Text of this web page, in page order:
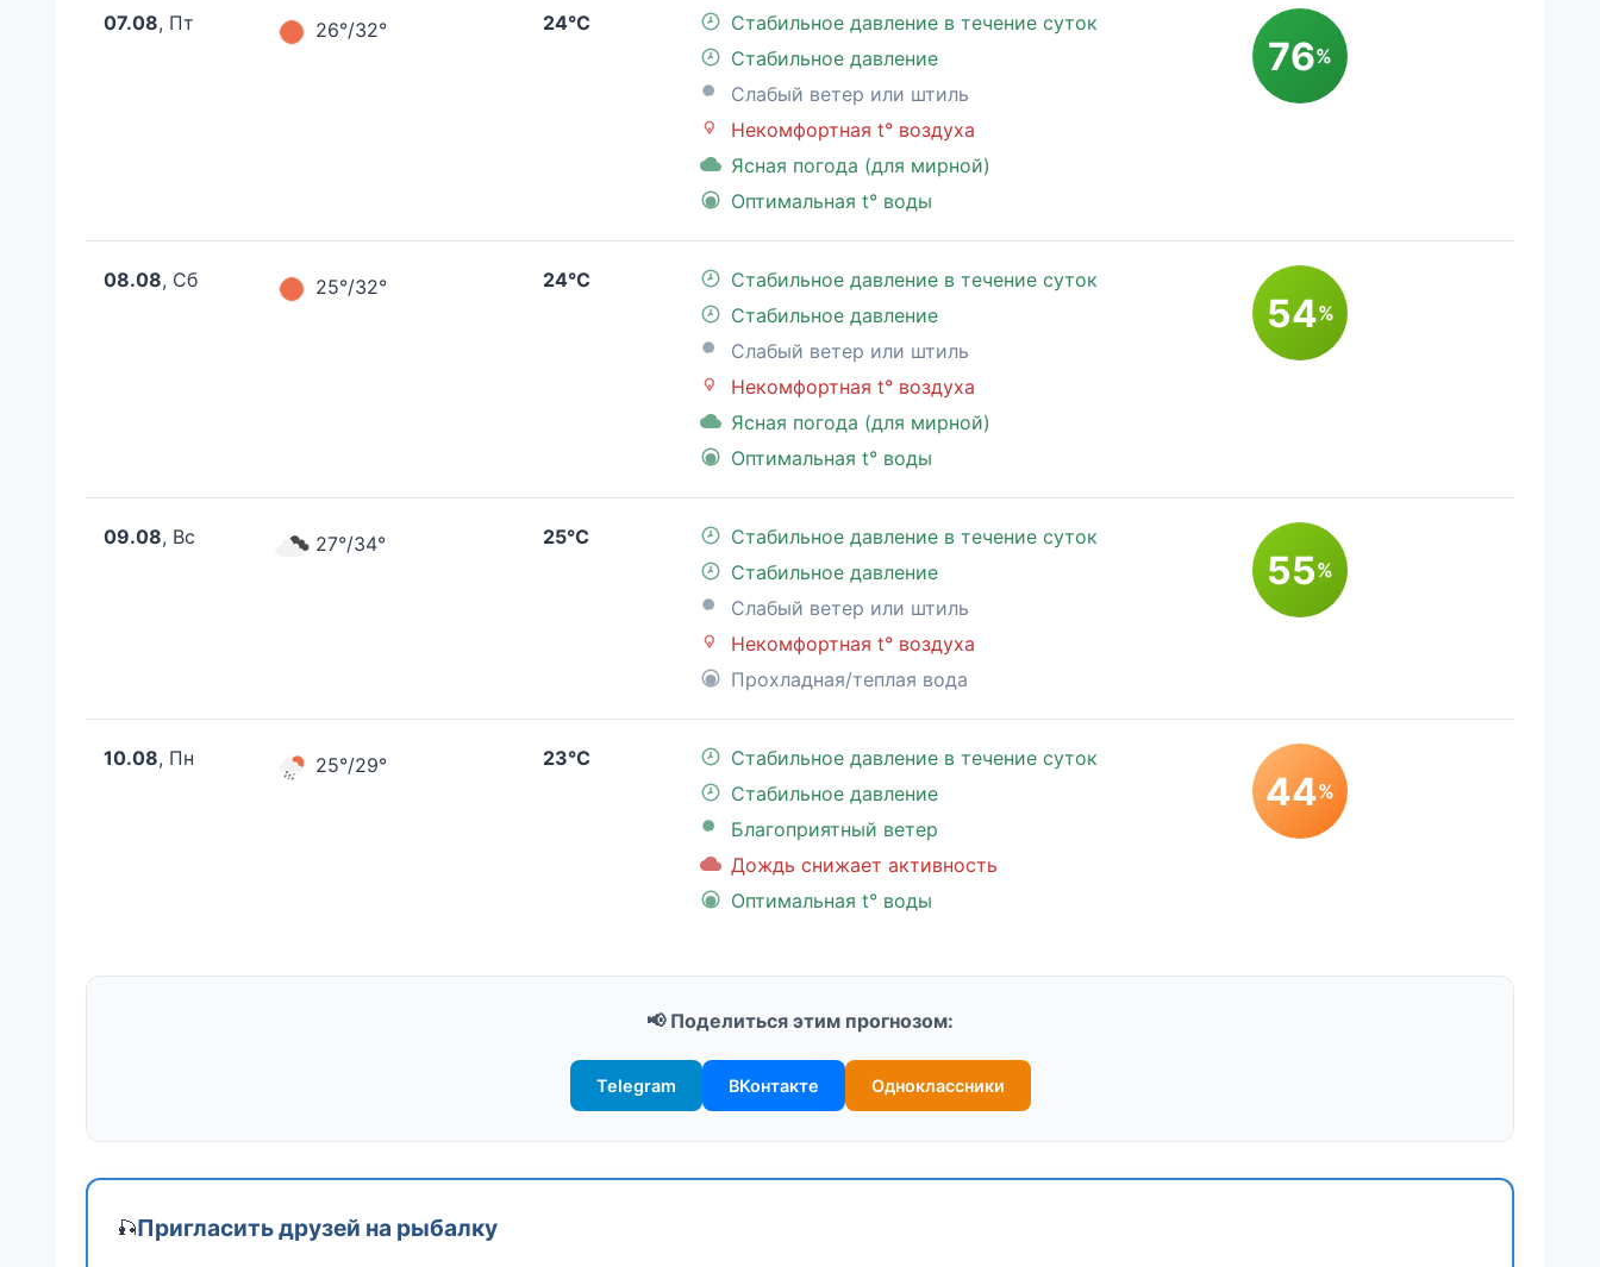
07.08, Пт 26°/32° 24°C
Стабильное давление в течение суток
Стабильное давление
Слабый ветер или штиль
Некомфортная t° воздуха
Ясная погода (для мирной)
Оптимальная t° воды
76%
08.08, Сб 25°/32° 24°C
Стабильное давление в течение суток
Стабильное давление
Слабый ветер или штиль
Некомфортная t° воздуха
Ясная погода (для мирной)
Оптимальная t° воды
54%
09.08, Вс 27°/34° 25°C
Стабильное давление в течение суток
Стабильное давление
Слабый ветер или штиль
Некомфортная t° воздуха
Прохладная/теплая вода
55%
10.08, Пн 25°/29° 23°C
Стабильное давление в течение суток
Стабильное давление
Благоприятный ветер
Дождь снижает активность
Оптимальная t° воды
44%
📢 Поделиться этим прогнозом:
Telegram ВКонтакте Одноклассники
🎣Пригласить друзей на рыбалку